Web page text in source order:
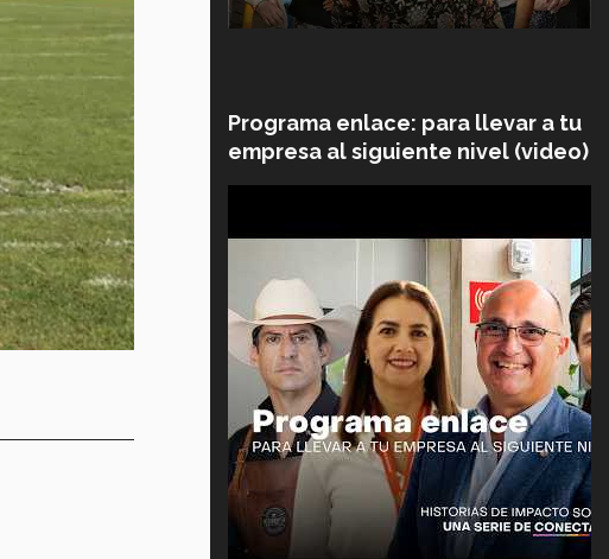
Programa enlace: para llevar a tu
empresa al siguiente nivel (video)